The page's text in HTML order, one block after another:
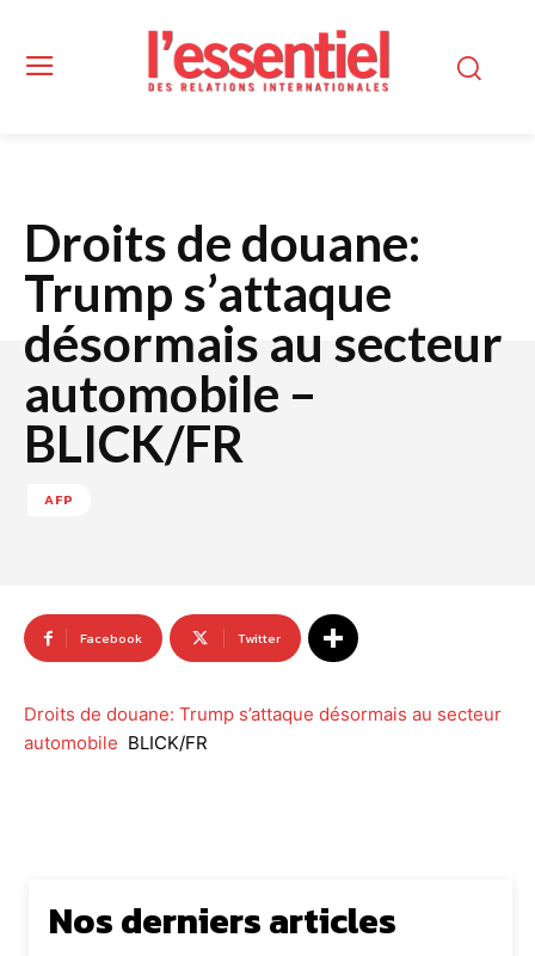
Droits de douane:
Trump s’attaque
désormais au secteur
automobile –
BLICK/FR
AFP
Facebook Twitter
Droits de douane: Trump s’attaque désormais au secteur
automobile BLICK/FR
Nos derniers articles